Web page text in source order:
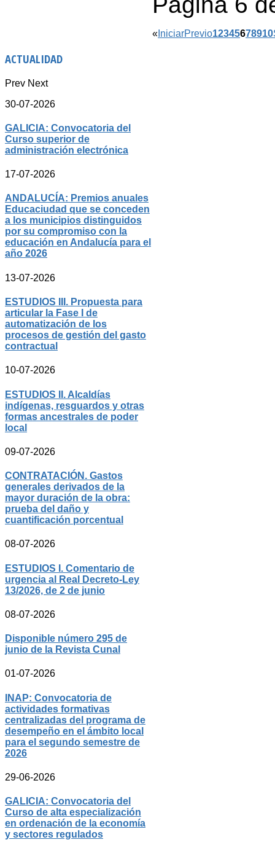
« IniciarPrevio12345678910
ACTUALIDAD
Prev Next
30-07-2026
GALICIA: Convocatoria del
Curso superior de
administración electrónica
17-07-2026
ANDALUCÍA: Premios anuales
Educaciudad que se conceden
a los municipios distinguidos
por su compromiso con la
educación en Andalucía para el
año 2026
13-07-2026
ESTUDIOS III. Propuesta para
articular la Fase I de
automatización de los
procesos de gestión del gasto
contractual
10-07-2026
ESTUDIOS II. Alcaldías
indígenas, resguardos y otras
formas ancestrales de poder
local
09-07-2026
CONTRATACIÓN. Gastos
generales derivados de la
mayor duración de la obra:
prueba del daño y
cuantificación porcentual
08-07-2026
ESTUDIOS I. Comentario de
urgencia al Real Decreto-Ley
13/2026, de 2 de junio
08-07-2026
Disponible número 295 de
junio de la Revista Cunal
01-07-2026
INAP: Convocatoria de
actividades formativas
centralizadas del programa de
desempeño en el ámbito local
para el segundo semestre de
2026
29-06-2026
GALICIA: Convocatoria del
Curso de alta especialización
en ordenación de la economía
y sectores regulados